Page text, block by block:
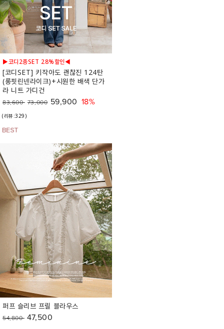
▶코디2종SET 28%할인◀
[코디SET] 키작아도 괜찮진 124탄
(롱핏린넨라이크)+시원한 배색 단가
라 니트 가디건
83,600 73,000 59,900 18%
(리뷰:329)
퍼프 슬리브 프릴 블라우스
54,800 47,500